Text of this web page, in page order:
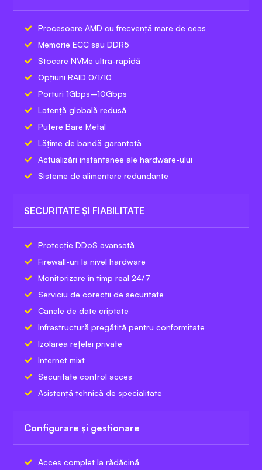
Procesoare AMD cu frecvență mare de ceas
Memorie ECC sau DDR5
Stocare NVMe ultra-rapidă
Opțiuni RAID 0/1/10
Porturi 1Gbps–10Gbps
Latență globală redusă
Putere Bare Metal
Lățime de bandă garantată
Actualizări instantanee ale hardware-ului
Sisteme de alimentare redundante
SECURITATE ȘI FIABILITATE
Protecție DDoS avansată
Firewall-uri la nivel hardware
Monitorizare în timp real 24/7
Serviciu de corecții de securitate
Canale de date criptate
Infrastructură pregătită pentru conformitate
Izolarea rețelei private
Internet mixt
Securitate control acces
Asistență tehnică de specialitate
Configurare și gestionare
Acces complet la rădăcină